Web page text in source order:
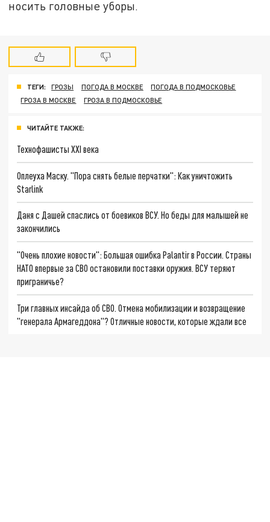
носить головные уборы.
ТЕГИ: ГРОЗЫ ПОГОДА В МОСКВЕ
ПОГОДА В ПОДМОСКОВЬЕ
ГРОЗА В МОСКВЕ
ГРОЗА В ПОДМОСКОВЬЕ
ЧИТАЙТЕ ТАКЖЕ:
Технофашисты XXI века
Оплеуха Маску. "Пора снять белые перчатки": Как уничтожить
Starlink
Даня с Дашей спаслись от боевиков ВСУ. Но беды для малышей не
закончились
"Очень плохие новости": Большая ошибка Palantir в России. Страны
НАТО впервые за СВО остановили поставки оружия. ВСУ теряют
приграничье?
Три главных инсайда об СВО. Отмена мобилизации и возвращение
"генерала Армагеддона"? Отличные новости, которые ждали все